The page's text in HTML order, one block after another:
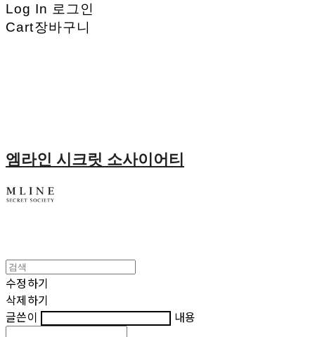
Log In 로그인
Cart장바구니
엠라인 시크릿 소사이어티
수정하기
삭제하기
글쓴이
내용